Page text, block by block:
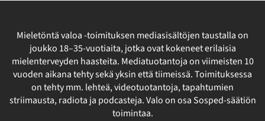
Mieletöntä valoa -toimituksen mediasisältöjen taustalla on
joukko 18–35-vuotiaita, jotka ovat kokeneet erilaisia
mielenterveyden haasteita. Mediatuotantoja on viimeisten 10
vuoden aikana tehty sekä yksin että tiimeissä. Toimituksessa
on tehty mm. lehteä, videotuotantoja, tapahtumien
striimausta, radiota ja podcasteja. Valo on osa Sosped-säätiön
toimintaa.